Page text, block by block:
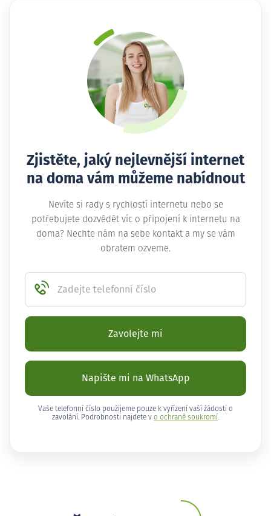
Zjistěte, jaký nejlevnější internet
na doma vám můžeme nabídnout
Nevíte si rady s rychlostí internetu nebo se
potřebujete dozvědět víc o připojení k internetu na
doma? Nechte nám na sebe kontakt a my se vám
obratem ozveme.
Zadejte telefonní číslo
Zavolejte mi
Napište mi na WhatsApp
Vaše telefonní číslo použijeme pouze k vyřízení vaší žádosti o
zavolání. Podrobnosti najdete v o ochraně soukromí .